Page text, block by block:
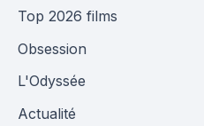
Top 2026 films
Obsession
L'Odyssée
Actualité